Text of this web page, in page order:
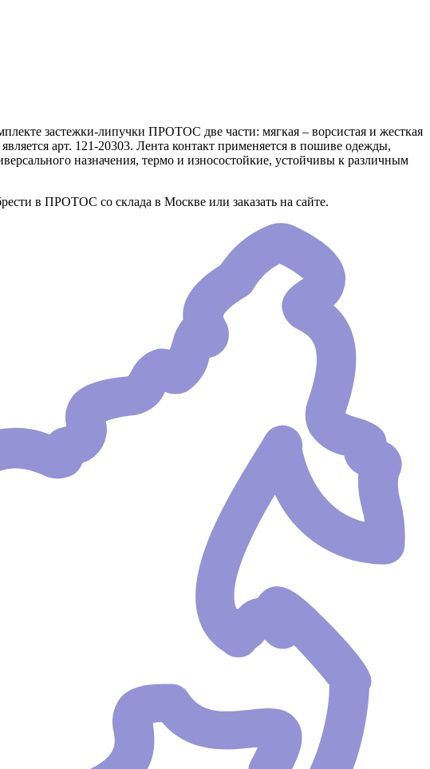
застежки-липучки ПРОТОС две части: мягкая – ворсистая и жесткая
арт. 121-20303. Лента контакт применяется в пошиве одежды,
назначения, термо и износостойкие, устойчивы к различным
в ПРОТОС со склада в Москве или заказать на сайте.